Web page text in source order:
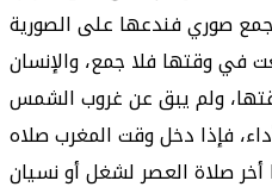
صوري فندعها على الصورية
في وقتها فلا جمع، والإنسان
ولم يبق عن غروب الشمس
فإذا دخل وقت المغرب صلاه
صلاة العصر لشغل أو نسيان